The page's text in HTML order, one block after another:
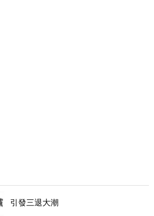
引發三退大潮